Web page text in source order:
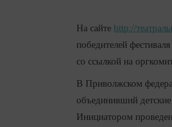
На сайте http://
победителей
со ссылкой на
В Приволжском
объединивший
Инициатором